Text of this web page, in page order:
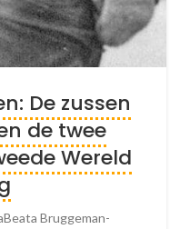
De zussen
de twee
Wereld
Bruggeman-